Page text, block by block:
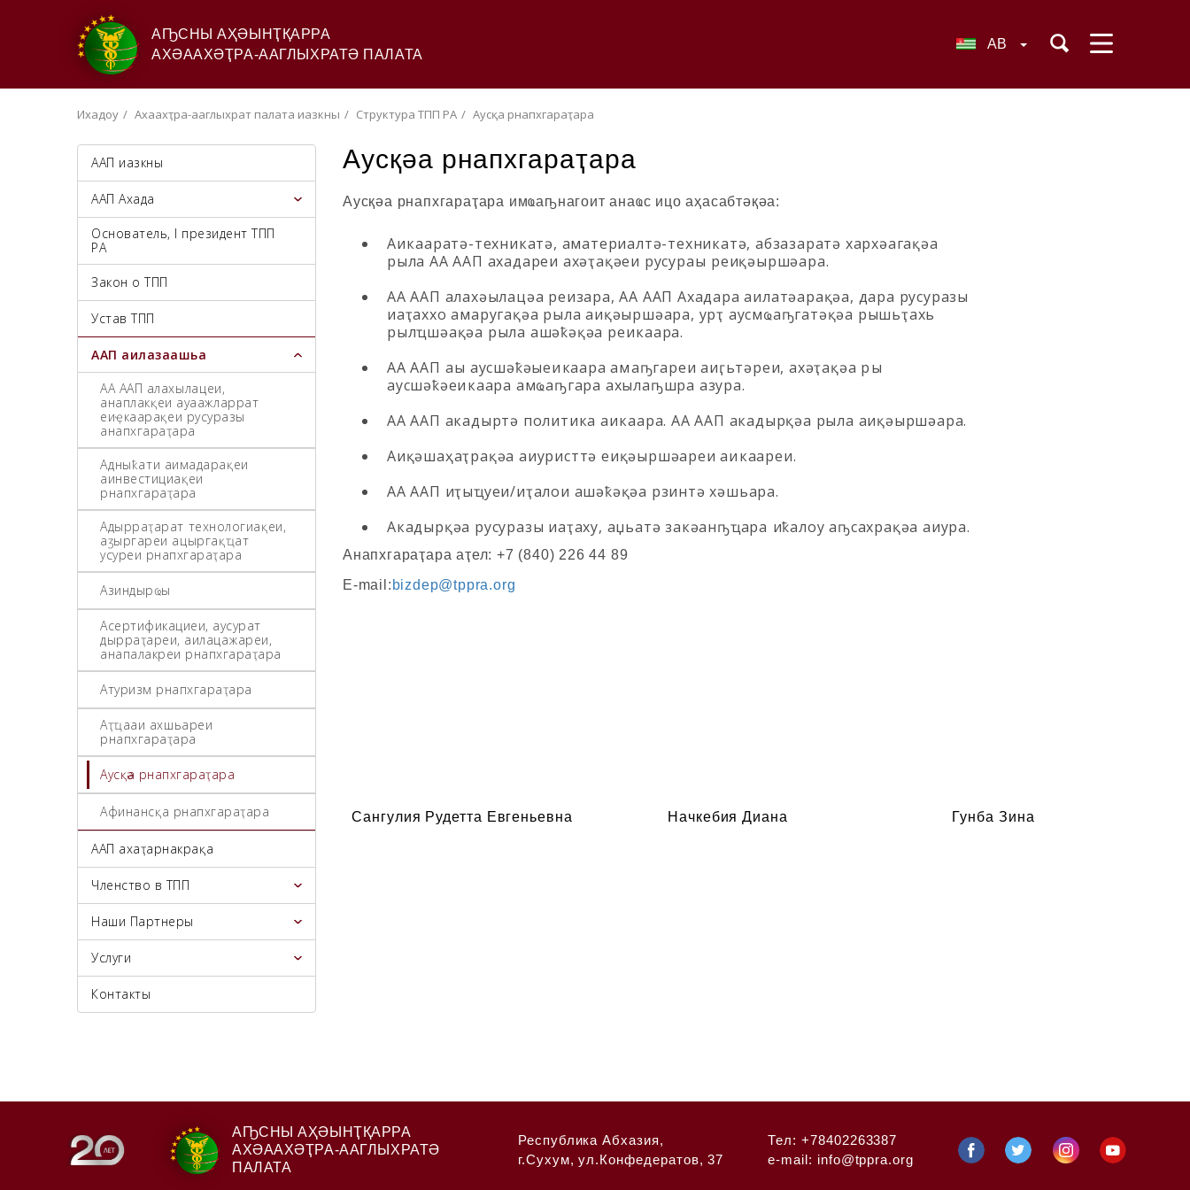
АҦСНЫ АҲӘЫНҬҚАРРА
АХӘААХӘҬРА-ААГЛЫХРАТӘ ПАЛАТА
AB
Ихадоу Ахәаахәҭра-ааглыхратә палата иазкны Структура ТПП РА Аусқәа рнапхгараҭара
ААП иазкны
ААП Ахада
Основатель, I президент ТПП
РА
Закон о ТПП
Устав ТПП
ААП аилазаашьа
АА ААП алахәылацәеи,
анаплакқәеи ауаажәларратә
еиҿкаарақәеи русуразы
анапхгараҭара
Адәныҟатәи аимадарақәеи
аинвестициақәеи
рнапхгараҭара
Адырраҭаратә технологиақәеи,
аӡыргареи ацәыргақәҵатә
усуреи рнапхгараҭара
Азиндырҩы
Асертификациеи, аусуратә
дырраҭареи, аилацәажәареи,
анапалакреи рнапхгараҭара
Атуризм рнапхгараҭара
Аҭҵааи ахәшьареи
рнапхгараҭара
Аусқәа рнапхгараҭара
Афинансқәа рнапхгараҭара
ААП ахаҭарнакрақәа
Членство в ТПП
Наши Партнеры
Услуги
Контакты
Аусқәа рнапхгараҭара
Аусқәа рнапхгараҭара имҩаҧнагоит анаҩс ицо аҳасабтәқәа:
Аиҿкааратә-техникатә, аматериалтә-техникатә, абзазаратә хархәагақәа
рыла АА ААП ахадареи ахәҭақәеи русураҿы реиқәыршәара.
АА ААП алахәылацәа реизара, АА ААП Ахадара аилатәарақәа, дара русуразы
иаҭаххо амаругақәа рыла аиқәыршәара, урҭ аусмҩаҧгатәқәа рышьҭахь
рылҵшәақәа рыла ашәҟәқәа реиҿкаара.
АА ААП аҿы аусшәҟәыеиҿкаара амҿаҧгареи аиӷьтәреи, ахәҭақәа рҿы
аусшәҟәеиҿкаара амҩаҧгара ахылаҧшра азура.
АА ААП акадыртә политика аиҿкаара. АА ААП акадырқәа рыла аиқәыршәара.
Аиқәшаҳаҭрақәа аиуристтә еиқәыршәареи аиҿкаареи.
АА ААП иҭыҵуеи/иҭалои ашәҟәқәа рзинтә хәшьара.
Акадырқәа русуразы иаҭаху, аџьатә закәанҧҵараҿ иҟалоу аҧсахрақәа аиура.
Анапхгараҭара аҭел: +7 (840) 226 44 89
E-mail: bizdep@tppra.org
Сангулия Рудетта Евгеньевна Начкебия Диана Гунба Зина
АҦСНЫ АҲӘЫНҬҚАРРА
АХӘААХӘҬРА-ААГЛЫХРАТӘ
ПАЛАТА
Республика Абхазия,
г.Сухум, ул.Конфедератов, 37
Тел: +78402263387
e-mail: info@tppra.org